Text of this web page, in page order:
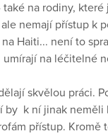
na rodiny, které
nemají přístup k
na Haiti... není to
na léčitelné
skvělou práci.
by k ní jinak neměli
přístup. Kromě